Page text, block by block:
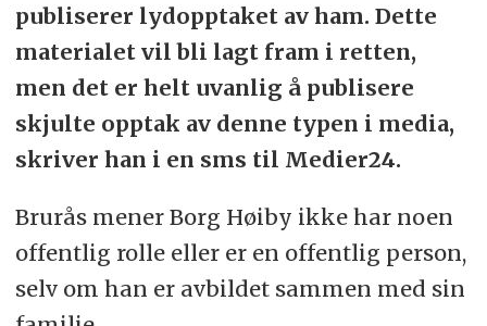
publiserer lydopptaket av ham. Dette
materialet vil bli lagt fram i retten,
men det er helt uvanlig å publisere
skjulte opptak av denne typen i media,
skriver han i en sms til Medier24.
Brurås mener Borg Høiby ikke har noen
offentlig rolle eller er en offentlig person,
selv om han er avbildet sammen med sin